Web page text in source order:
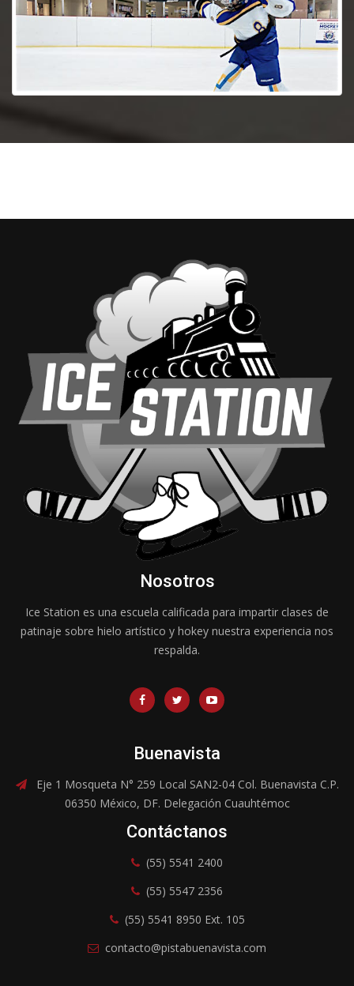
Nosotros
Ice Station es una escuela calificada para impartir clases de
patinaje sobre hielo artístico y hokey nuestra experiencia nos
respalda.
Buenavista
Eje 1 Mosqueta N° 259 Local SAN2-04 Col. Buenavista C.P.
06350 México, DF. Delegación Cuauhtémoc
Contáctanos
(55) 5541 2400
(55) 5547 2356
(55) 5541 8950 Ext. 105
contacto@pistabuenavista.com